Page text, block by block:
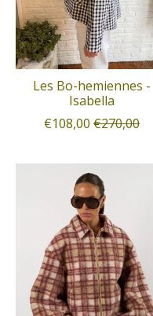
Les Bo-hemiennes -
Isabella
€108,00 €270,00